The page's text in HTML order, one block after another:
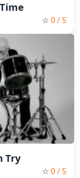
☆ 0/ 5
Try
☆ 0/ 5